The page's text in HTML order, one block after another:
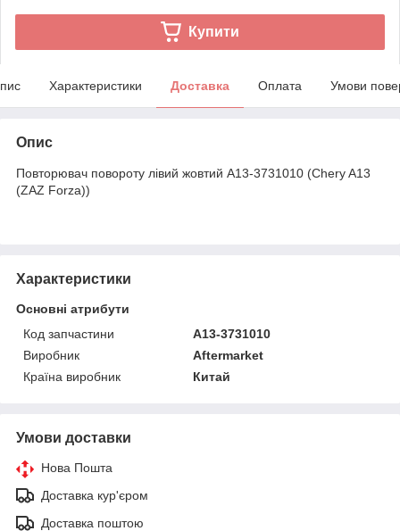
Купити
Характеристики Доставка Оплата Умови
Опис
Повторювач повороту лівий жовтий A13-3731010 (Chery A13
(ZAZ Forza))
Характеристики
Основні атрибути
Код запчастини
A13-3731010
Виробник
Aftermarket
Країна виробник
Китай
Умови доставки
Нова Пошта
Доставка кур'єром
Доставка поштою